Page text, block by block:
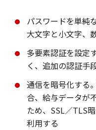
パスワードを単純
大文字と小文字、
多要素認証を設定
く、追加の認証手
通信を暗号化する
合、給与データが
ため、SSL／TLS
利用する